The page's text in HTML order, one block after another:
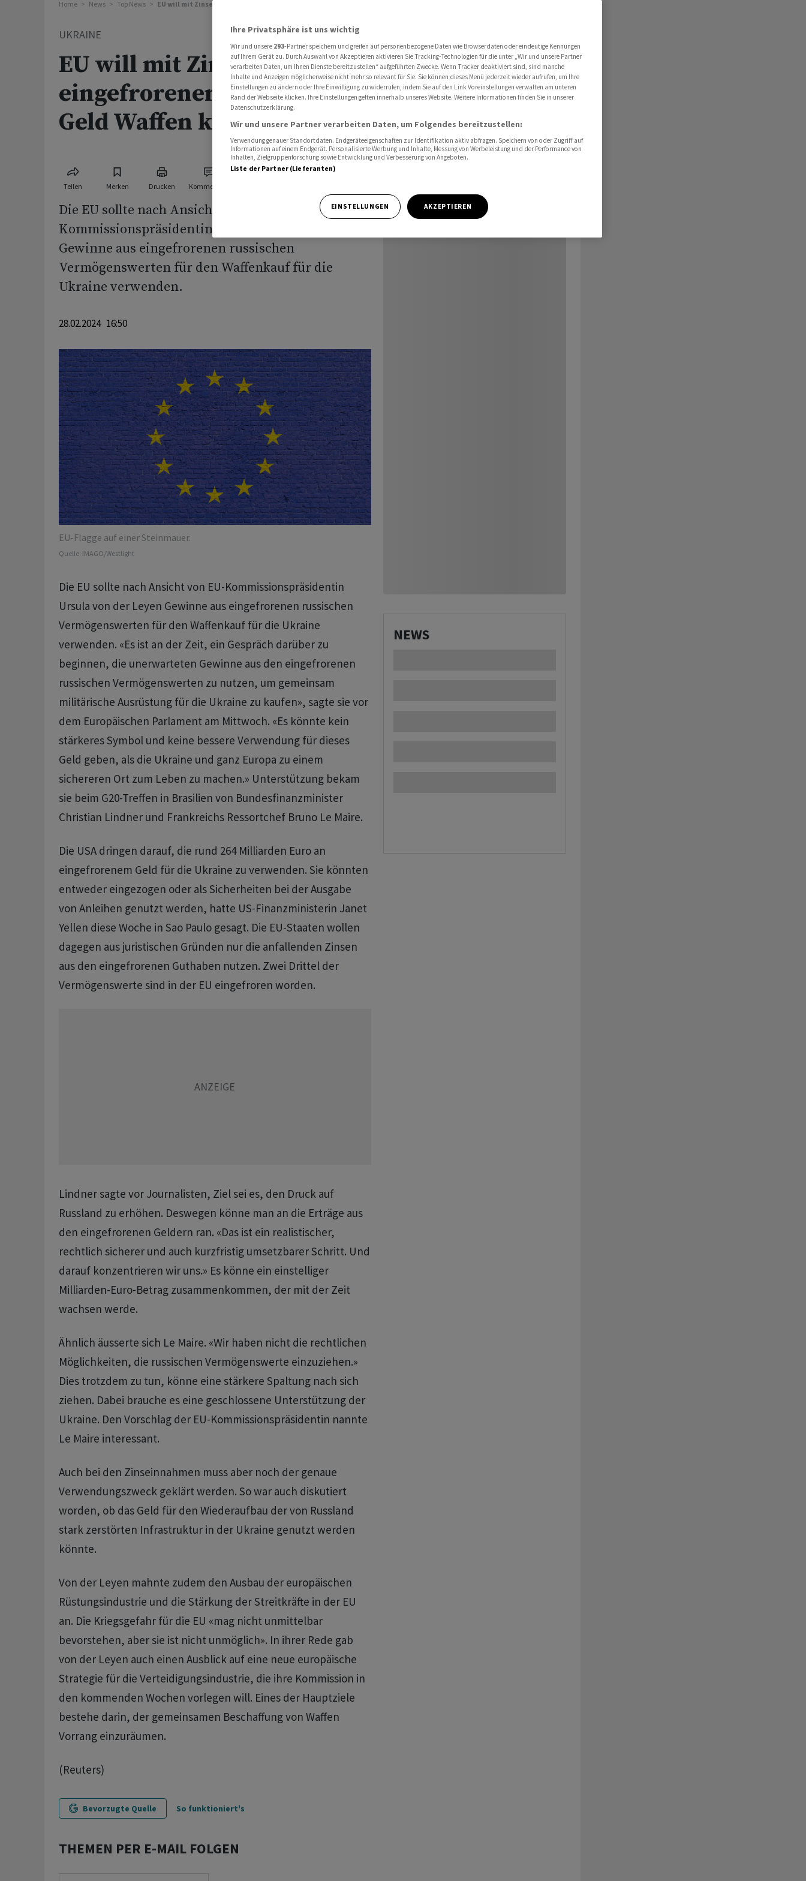
Home News Top News EU will mit Zinsen aus eingefrorenem russischem Geld Waffen kaufen
UKRAINE
EU will mit Zinsen aus
eingefrorenem russischem
Geld Waffen kaufen
Teilen Merken Drucken Kommentare
Die EU sollte nach Ansicht von EU-
Kommissionspräsidentin Ursula von der Leyen
Gewinne aus eingefrorenen russischen
Vermögenswerten für den Waffenkauf für die
Ukraine verwenden.
28.02.2024 16:50
EU-Flagge auf einer Steinmauer.
Quelle: IMAGO/Westlight
Die EU sollte nach Ansicht von EU-Kommissionspräsidentin
Ursula von der Leyen Gewinne aus eingefrorenen russischen
Vermögenswerten für den Waffenkauf für die Ukraine
verwenden. «Es ist an der Zeit, ein Gespräch darüber zu
beginnen, die unerwarteten Gewinne aus den eingefrorenen
russischen Vermögenswerten zu nutzen, um gemeinsam
militärische Ausrüstung für die Ukraine zu kaufen», sagte sie vor
dem Europäischen Parlament am Mittwoch. «Es könnte kein
stärkeres Symbol und keine bessere Verwendung für dieses
Geld geben, als die Ukraine und ganz Europa zu einem
sichereren Ort zum Leben zu machen.» Unterstützung bekam
sie beim G20-Treffen in Brasilien von Bundesfinanzminister
Christian Lindner und Frankreichs Ressortchef Bruno Le Maire.
Die USA dringen darauf, die rund 264 Milliarden Euro an
eingefrorenem Geld für die Ukraine zu verwenden. Sie könnten
entweder eingezogen oder als Sicherheiten bei der Ausgabe
von Anleihen genutzt werden, hatte US-Finanzministerin Janet
Yellen diese Woche in Sao Paulo gesagt. Die EU-Staaten wollen
dagegen aus juristischen Gründen nur die anfallenden Zinsen
aus den eingefrorenen Guthaben nutzen. Zwei Drittel der
Vermögenswerte sind in der EU eingefroren worden.
Lindner sagte vor Journalisten, Ziel sei es, den Druck auf
Russland zu erhöhen. Deswegen könne man an die Erträge aus
den eingefrorenen Geldern ran. «Das ist ein realistischer,
rechtlich sicherer und auch kurzfristig umsetzbarer Schritt. Und
darauf konzentrieren wir uns.» Es könne ein einstelliger
Milliarden-Euro-Betrag zusammenkommen, der mit der Zeit
wachsen werde.
Ähnlich äusserte sich Le Maire. «Wir haben nicht die rechtlichen
Möglichkeiten, die russischen Vermögenswerte einzuziehen.»
Dies trotzdem zu tun, könne eine stärkere Spaltung nach sich
ziehen. Dabei brauche es eine geschlossene Unterstützung der
Ukraine. Den Vorschlag der EU-Kommissionspräsidentin nannte
Le Maire interessant.
Auch bei den Zinseinnahmen muss aber noch der genaue
Verwendungszweck geklärt werden. So war auch diskutiert
worden, ob das Geld für den Wiederaufbau der von Russland
stark zerstörten Infrastruktur in der Ukraine genutzt werden
könnte.
Von der Leyen mahnte zudem den Ausbau der europäischen
Rüstungsindustrie und die Stärkung der Streitkräfte in der EU
an. Die Kriegsgefahr für die EU «mag nicht unmittelbar
bevorstehen, aber sie ist nicht unmöglich». In ihrer Rede gab
von der Leyen auch einen Ausblick auf eine neue europäische
Strategie für die Verteidigungsindustrie, die ihre Kommission in
den kommenden Wochen vorlegen will. Eines der Hauptziele
bestehe darin, der gemeinsamen Beschaffung von Waffen
Vorrang einzuräumen.
(Reuters)
Bevorzugte Quelle So funktioniert's
THEMEN PER E-MAIL FOLGEN
NEWS
Ihre Privatsphäre ist uns wichtig
Wir und unsere 293-Partner speichern und greifen auf personenbezogene Daten wie Browserdaten oder eindeutige Kennungen
auf Ihrem Gerät zu. Durch Auswahl von Akzeptieren aktivieren Sie Tracking-Technologien für die unter „Wir und unsere Partner
verarbeiten Daten, um Ihnen Dienste bereitzustellen“ aufgeführten Zwecke. Wenn Tracker deaktiviert sind, sind manche
Inhalte und Anzeigen möglicherweise nicht mehr so relevant für Sie. Sie können dieses Menü jederzeit wieder aufrufen, um Ihre
Einstellungen zu ändern oder Ihre Einwilligung zu widerrufen, indem Sie auf den Link Voreinstellungen verwalten am unteren
Rand der Webseite klicken. Ihre Einstellungen gelten innerhalb unseres Website. Weitere Informationen finden Sie in unserer
Datenschutzerklärung.
Wir und unsere Partner verarbeiten Daten, um Folgendes bereitzustellen:
Verwendung genauer Standortdaten. Endgeräteeigenschaften zur Identifikation aktiv abfragen. Speichern von oder Zugriff auf
Informationen auf einem Endgerät. Personalisierte Werbung und Inhalte, Messung von Werbeleistung und der Performance von
Inhalten, Zielgruppenforschung sowie Entwicklung und Verbesserung von Angeboten.
Liste der Partner (Lieferanten)
EINSTELLUNGEN AKZEPTIEREN